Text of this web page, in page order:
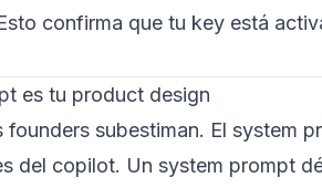
confirma que tu key está
es tu product design
founders subestiman. El system
del copilot. Un system prompt